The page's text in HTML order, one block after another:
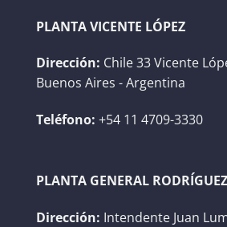
PLANTA VICENTE LÓPEZ
Dirección: Chile 33 Vicente
Buenos Aires - Argentina
Teléfono: +54 11 4709-3330
PLANTA GENERAL RODRÍGUEZ
Dirección: Intendente Juan